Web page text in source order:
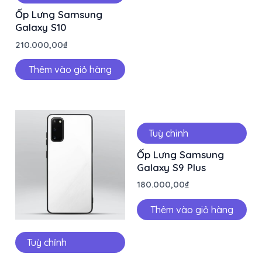
Ốp Lưng Samsung
Galaxy S10
210.000,00₫
Thêm vào giỏ hàng
Tuỳ chỉnh
Tuỳ chỉnh
Ốp Lưng Samsung
Galaxy S9 Plus
180.000,00₫
Thêm vào giỏ hàng